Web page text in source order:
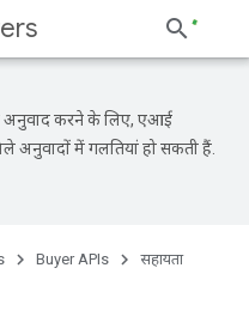
अनुवाद करने के लिए, एआई
अनुवादों में गलतियां हो सकती हैं.
Buyer APIs सहायता